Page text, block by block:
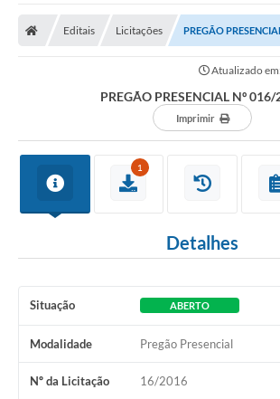
Editais Licitações PREGÃO
Atualizado
PREGÃO PRESENCIAL Nº
Imprimir
1
Detalhes
Situação ABERTO
Modalidade Pregão Presencial
Nº da Licitação 16/2016